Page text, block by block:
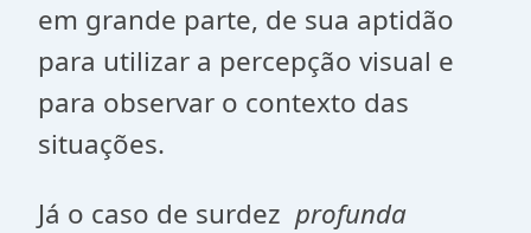
em grande parte, de sua aptidão
para utilizar a percepção visual e
para observar o contexto das
situações.
Já o caso de surdez profunda